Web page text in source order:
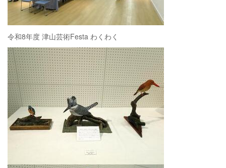
令和8年度 津山芸術Festa わくわく